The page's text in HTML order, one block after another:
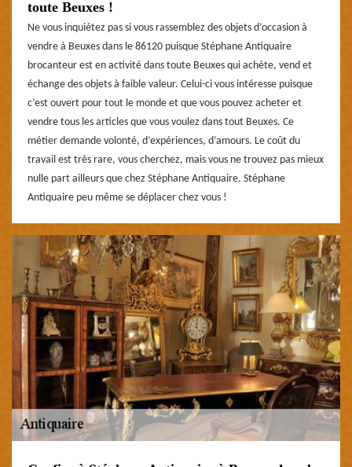
toute Beuxes !
Ne vous inquiétez pas si vous rassemblez des objets d’occasion à
vendre à Beuxes dans le 86120 puisque Stéphane Antiquaire
brocanteur est en activité dans toute Beuxes qui achète, vend et
échange des objets à faible valeur. Celui-ci vous intéresse puisque
c’est ouvert pour tout le monde et que vous pouvez acheter et
vendre tous les articles que vous voulez dans tout Beuxes. Ce
métier demande volonté, d’expériences, d’amours. Le coût du
travail est très rare, vous cherchez, mais vous ne trouvez pas mieux
nulle part ailleurs que chez Stéphane Antiquaire. Stéphane
Antiquaire peu même se déplacer chez vous !